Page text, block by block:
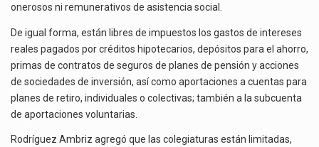
onerosos ni remunerativos de asistencia social.
De igual forma, están libres de impuestos los gastos de intereses
reales pagados por créditos hipotecarios, depósitos para el ahorro,
primas de contratos de seguros de planes de pensión y acciones
de sociedades de inversión, así como aportaciones a cuentas para
planes de retiro, individuales o colectivas; también a la subcuenta
de aportaciones voluntarias.
Rodríguez Ambriz agregó que las colegiaturas están limitadas,